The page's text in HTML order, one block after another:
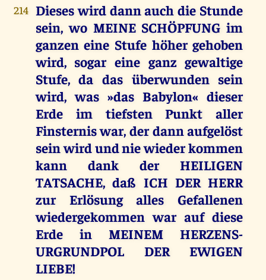
214 Dieses wird dann auch die Stunde
sein, wo MEINE SCHÖPFUNG im
ganzen eine Stufe höher gehoben
wird, sogar eine ganz gewaltige
Stufe, da das überwunden sein
wird, was »das Babylon« dieser
Erde im tiefsten Punkt aller
Finsternis war, der dann aufgelöst
sein wird und nie wieder kommen
kann dank der HEILIGEN
TATSACHE, daß ICH DER HERR
zur Erlösung alles Gefallenen
wiedergekommen war auf diese
Erde in MEINEM HERZENS-
URGRUNDPOL DER EWIGEN
LIEBE!